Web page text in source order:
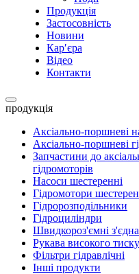
Продукція
Застосовність
Новини
Кар′єра
Відео
Контакти
продукція
Аксіально-поршневі
Аксіально-поршневі
Запчастини до
гідромоторів
Насоси шестеренні
Гідромотори
Гідророзподільники
Гідроциліндри
Швидкороз'ємні
Рукава високого тиску
Фільтри гідравлічні
Інші продукти